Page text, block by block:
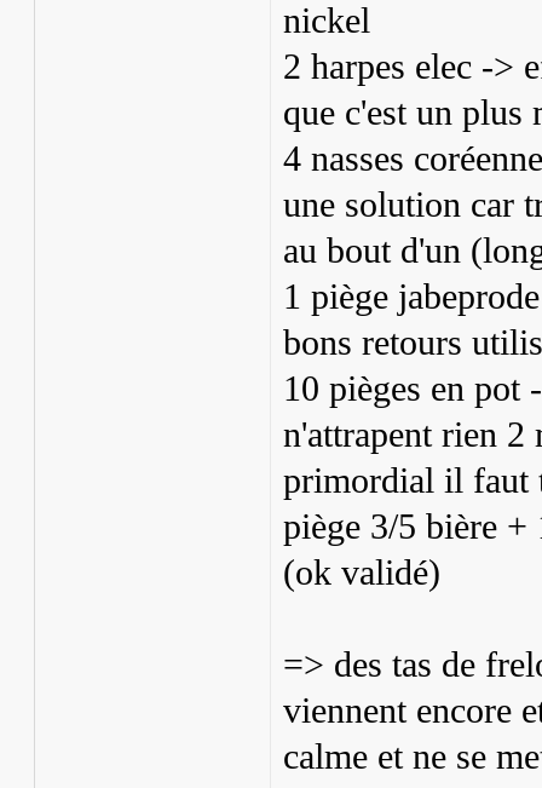
nickel
2 harpes elec ->
que c'est un plus
4 nasses
une solution car
au bout d'un
1 piège
bons retours
10 pièges en pot
n'attrapent rien 2
primordial il faut
piège 3/5 bière +
(ok validé)
=> des tas de
viennent encore
calme et ne se